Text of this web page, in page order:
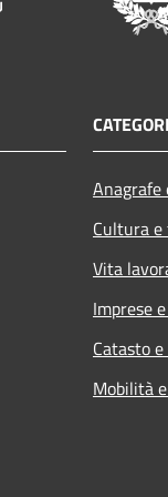
Cultura
Vita
Imprese
Catasto
Mobilità